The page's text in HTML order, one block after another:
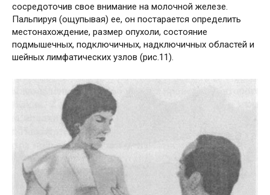
сосредоточив свое внимание на молочной железе.
Пальпируя (ощупывая) ее, он постарается определить
местонахождение, размер опухоли, состояние
подмышечных, подключичных, надключичных областей и
шейных лимфатических узлов (рис.11).